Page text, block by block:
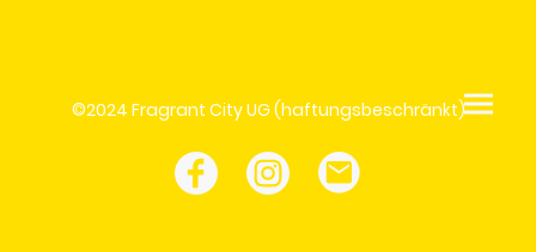
©2024 Fragrant City UG (haftungsbeschränkt)